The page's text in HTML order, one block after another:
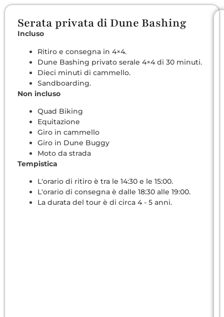
Serata privata di Dune Bashing
Incluso
Ritiro e consegna in 4×4.
Dune Bashing privato serale 4×4 di 30 minuti.
Dieci minuti di cammello.
Sandboarding.
Non incluso
Quad Biking
Equitazione
Giro in cammello
Giro in Dune Buggy
Moto da strada
Tempistica
L'orario di ritiro è tra le 14:30 e le 15:00.
L'orario di consegna è dalle 18:30 alle 19:00.
La durata del tour è di circa 4 - 5 anni.